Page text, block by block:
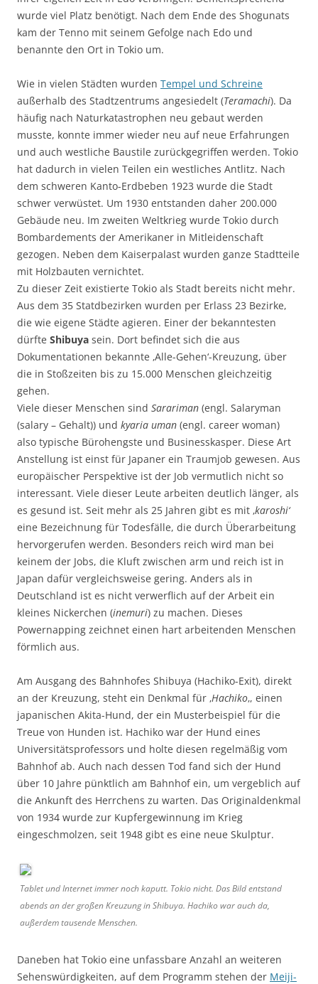
wurde viel Platz benötigt. Nach dem Ende des Shogunats
kam der Tenno mit seinem Gefolge nach Edo und
benannte den Ort in Tokio um.
Wie in vielen Städten wurden Tempel und Schreine
außerhalb des Stadtzentrums angesiedelt (Teramachi). Da
häufig nach Naturkatastrophen neu gebaut werden
musste, konnte immer wieder neu auf neue Erfahrungen
und auch westliche Baustile zurückgegriffen werden. Tokio
hat dadurch in vielen Teilen ein westliches Antlitz. Nach
dem schweren Kanto-Erdbeben 1923 wurde die Stadt
schwer verwüstet. Um 1930 entstanden daher 200.000
Gebäude neu. Im zweiten Weltkrieg wurde Tokio durch
Bombardements der Amerikaner in Mitleidenschaft
gezogen. Neben dem Kaiserpalast wurden ganze Stadtteile
mit Holzbauten vernichtet.
Zu dieser Zeit existierte Tokio als Stadt bereits nicht mehr.
Aus dem 35 Statdbezirken wurden per Erlass 23 Bezirke,
die wie eigene Städte agieren. Einer der bekanntesten
dürfte Shibuya sein. Dort befindet sich die aus
Dokumentationen bekannte ‚Alle-Gehen‘-Kreuzung, über
die in Stoßzeiten bis zu 15.000 Menschen gleichzeitig
gehen.
Viele dieser Menschen sind Sarariman (engl. Salaryman
(salary – Gehalt)) und kyaria uman (engl. career woman)
also typische Bürohengste und Businesskasper. Diese Art
Anstellung ist einst für Japaner ein Traumjob gewesen. Aus
europäischer Perspektive ist der Job vermutlich nicht so
interessant. Viele dieser Leute arbeiten deutlich länger, als
es gesund ist. Seit mehr als 25 Jahren gibt es mit ‚karoshi‘
eine Bezeichnung für Todesfälle, die durch Überarbeitung
hervorgerufen werden. Besonders reich wird man bei
keinem der Jobs, die Kluft zwischen arm und reich ist in
Japan dafür vergleichsweise gering. Anders als in
Deutschland ist es nicht verwerflich auf der Arbeit ein
kleines Nickerchen (inemuri) zu machen. Dieses
Powernapping zeichnet einen hart arbeitenden Menschen
förmlich aus.
Am Ausgang des Bahnhofes Shibuya (Hachiko-Exit), direkt
an der Kreuzung, steht ein Denkmal für ‚Hachiko‚, einen
japanischen Akita-Hund, der ein Musterbeispiel für die
Treue von Hunden ist. Hachiko war der Hund eines
Universitätsprofessors und holte diesen regelmäßig vom
Bahnhof ab. Auch nach dessen Tod fand sich der Hund
über 10 Jahre pünktlich am Bahnhof ein, um vergeblich auf
die Ankunft des Herrchens zu warten. Das Originaldenkmal
von 1934 wurde zur Kupfergewinnung im Krieg
eingeschmolzen, seit 1948 gibt es eine neue Skulptur.
Tablet und Internet immer noch kaputt. Tokio nicht. Das Bild entstand
abends an der großen Kreuzung in Shibuya. Hachiko war auch da,
außerdem tausende Menschen.
Daneben hat Tokio eine unfassbare Anzahl an weiteren
Sehenswürdigkeiten, auf dem Programm stehen der Meiji-